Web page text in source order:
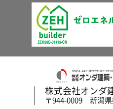
株式会社オンダ
〒944-0009 新潟県